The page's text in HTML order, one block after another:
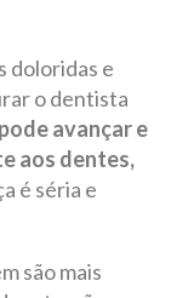
doloridas e
o dentista
avançar e
aos dentes,
é séria e
são mais